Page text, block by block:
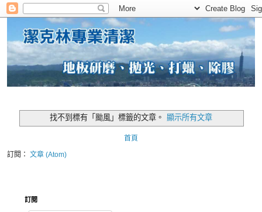
找不到標有「颱風」 標籤的文章。 顯示所有文章
首頁
訂閱： 文章 (Atom)
訂閱